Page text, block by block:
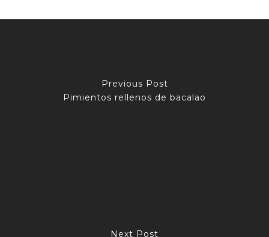
Previous Post
Pimientos rellenos de bacalao
Next Post